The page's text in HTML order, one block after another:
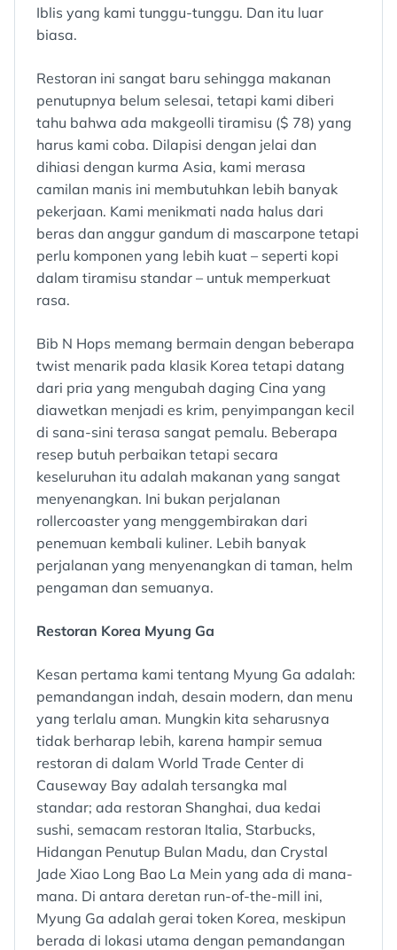
Iblis yang kami tunggu-tunggu. Dan itu luar
biasa.
Restoran ini sangat baru sehingga makanan
penutupnya belum selesai, tetapi kami diberi
tahu bahwa ada makgeolli tiramisu ($ 78) yang
harus kami coba. Dilapisi dengan jelai dan
dihiasi dengan kurma Asia, kami merasa
camilan manis ini membutuhkan lebih banyak
pekerjaan. Kami menikmati nada halus dari
beras dan anggur gandum di mascarpone tetapi
perlu komponen yang lebih kuat – seperti kopi
dalam tiramisu standar – untuk memperkuat
rasa.
Bib N Hops memang bermain dengan beberapa
twist menarik pada klasik Korea tetapi datang
dari pria yang mengubah daging Cina yang
diawetkan menjadi es krim, penyimpangan kecil
di sana-sini terasa sangat pemalu. Beberapa
resep butuh perbaikan tetapi secara
keseluruhan itu adalah makanan yang sangat
menyenangkan. Ini bukan perjalanan
rollercoaster yang menggembirakan dari
penemuan kembali kuliner. Lebih banyak
perjalanan yang menyenangkan di taman, helm
pengaman dan semuanya.
Restoran Korea Myung Ga
Kesan pertama kami tentang Myung Ga adalah:
pemandangan indah, desain modern, dan menu
yang terlalu aman. Mungkin kita seharusnya
tidak berharap lebih, karena hampir semua
restoran di dalam World Trade Center di
Causeway Bay adalah tersangka mal
standar; ada restoran Shanghai, dua kedai
sushi, semacam restoran Italia, Starbucks,
Hidangan Penutup Bulan Madu, dan Crystal
Jade Xiao Long Bao La Mein yang ada di mana-
mana. Di antara deretan run-of-the-mill ini,
Myung Ga adalah gerai token Korea, meskipun
berada di lokasi utama dengan pemandangan